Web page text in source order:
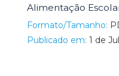
Alimentação
Formato/Tamanho:
Publicado em: 1 de